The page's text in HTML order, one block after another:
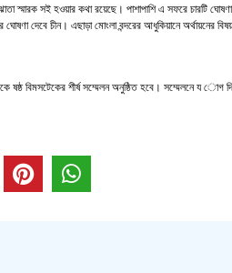
স্মারক সই হওয়ার কথা রয়েছে। পাশাপাশি এ সফরে চারটি
দেবে চীন। এছাড়া মোংলা বন্দরের আধুকিয়ানে অর্থায়নের
ষষ্ঠ বিমসটেকের শীর্ষ সম্মেলন অনুষ্ঠিত হবে। সম্মেলনে য োগ